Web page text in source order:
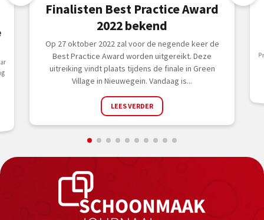
Finalisten Best Practice Award
2022 bekend
Op 27 oktober 2022 zal voor de negende keer de
Best Practice Award worden uitgereikt. Deze
uitreiking vindt plaats tijdens de finale in Green
Village in Nieuwegein. Vandaag is...
LEES VERDER